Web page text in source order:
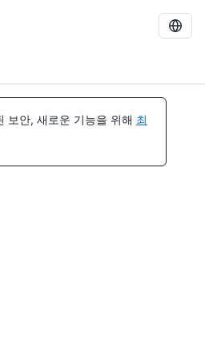
보안, 새로운 기능을 위해 최